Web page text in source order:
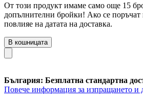
От този продукт имаме само още 15
допълнителни бройки! Ако се поръчат
повлияе на датата на доставка.
В кошницата
България: Безплатна стандартна
Повече информация за изпращането и